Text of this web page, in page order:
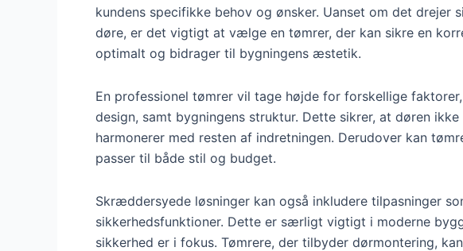
kundens specifikke behov og ønsker. Uanset om det drejer
døre, er det vigtigt at vælge en tømrer, der kan sikre en
optimalt og bidrager til bygningens æstetik.
En professionel tømrer vil tage højde for forskellige
design, samt bygningens struktur. Dette sikrer, at døren
harmonerer med resten af indretningen. Derudover kan
passer til både stil og budget.
Skræddersyede løsninger kan også inkludere tilpasninger
sikkerhedsfunktioner. Dette er særligt vigtigt i moderne
sikkerhed er i fokus. Tømrere, der tilbyder dørmontering,